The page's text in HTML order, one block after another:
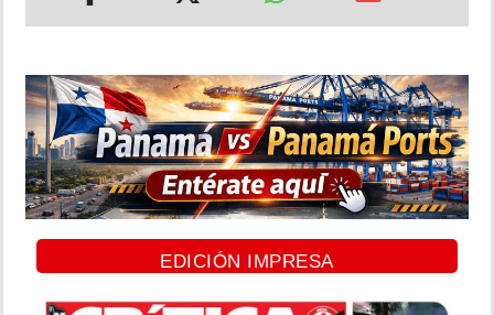
EDICIÓN IMPRESA